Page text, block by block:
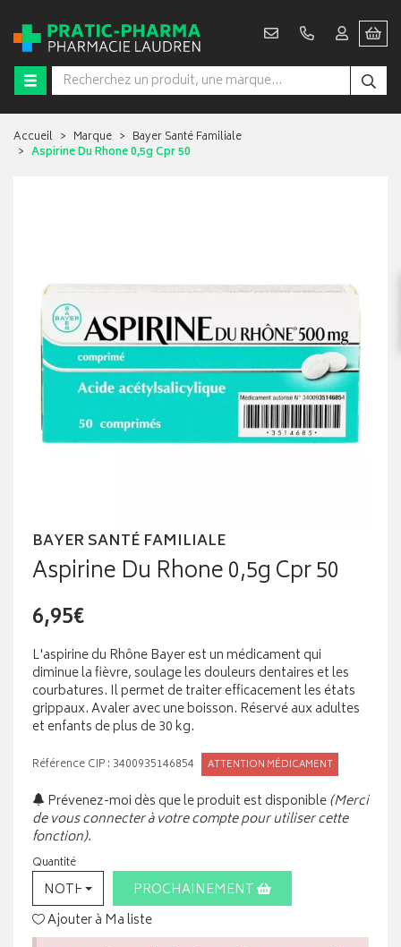
Accueil Marque
Bayer Santé Familiale
Aspirine Du Rhone 0,5g Cpr 50
BAYER SANTÉ FAMILIALE
Aspirine Du Rhone 0,5g Cpr 50
6,95€
L'aspirine du Rhône Bayer est un médicament qui
diminue la fièvre, soulage les douleurs dentaires et les
courbatures. Il permet de traiter efficacement les états
grippaux. Avaler avec une boisson. Réservé aux adultes
et enfants de plus de 30 kg.
Référence CIP : 3400935146854 ATTENTION MÉDICAMENT
Prévenez-moi dès que le produit est disponible(Merci
de vous connecter à votre compte pour utiliser cette
fonction).
Quantité
NOTHING SELECTEDPROCHAINEMENT
Ajouter à Ma liste